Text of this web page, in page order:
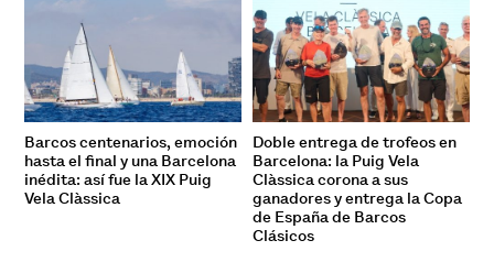
Barcos centenarios, emoción
hasta el final y una Barcelona
inédita: así fue la XIX Puig
Vela Clàssica
Doble entrega de trofeos en
Barcelona: la Puig Vela
Clàssica corona a sus
ganadores y entrega la Copa
de España de Barcos
Clásicos